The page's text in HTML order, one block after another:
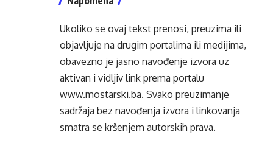
Ukoliko se ovaj tekst prenosi, preuzima ili
objavljuje na drugim portalima ili medijima,
obavezno je jasno navođenje izvora uz
aktivan i vidljiv link prema portalu
www.mostarski.ba. Svako preuzimanje
sadržaja bez navođenja izvora i linkovanja
smatra se kršenjem autorskih prava.